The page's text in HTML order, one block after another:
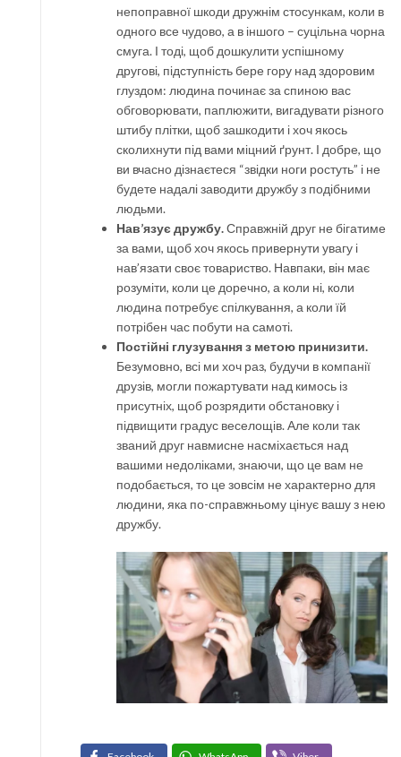
непоправної шкоди дружнім стосункам, коли в
одного все чудово, а в іншого – суцільна чорна
смуга. І тоді, щоб дошкулити успішному
другові, підступність бере гору над здоровим
глуздом: людина починає за спиною вас
обговорювати, паплюжити, вигадувати різного
штибу плітки, щоб зашкодити і хоч якось
сколихнути під вами міцний ґрунт. І добре, що
ви вчасно дізнаєтеся “звідки ноги ростуть” і не
будете надалі заводити дружбу з подібними
людьми.
Нав’язує дружбу.Справжній друг не бігатиме
за вами, щоб хоч якось привернути увагу і
нав’язати своє товариство. Навпаки, він має
розуміти, коли це доречно, а коли ні, коли
людина потребує спілкування, а коли їй
потрібен час побути на самоті.
Постійні глузування з метою принизити.
Безумовно, всі ми хоч раз, будучи в компанії
друзів, могли пожартувати над кимось із
присутніх, щоб розрядити обстановку і
підвищити градус веселощів. Але коли так
званий друг навмисне насміхається над
вашими недоліками, знаючи, що це вам не
подобається, то це зовсім не характерно для
людини, яка по-справжньому цінує вашу з нею
дружбу.